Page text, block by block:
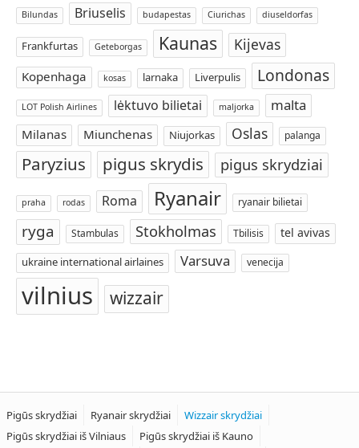
Bilundas Briuselis budapestas Ciurichas diuseldorfas
Frankfurtas Geteborgas Kaunas Kijevas
Kopenhaga kosas larnaka Liverpulis Londonas
LOT Polish Airlines lėktuvo bilietai maljorka malta
Milanas Miunchenas Niujorkas Oslas palanga
Paryzius pigus skrydis pigus skrydziai
praha rodas Roma Ryanair ryanair bilietai
ryga Stambulas Stokholmas Tbilisis tel avivas
ukraine international airlaines Varsuva venecija
vilnius wizzair
Pigūs skrydžiai Ryanair skrydžiai
Wizzair skrydžiai
Pigūs skrydžiai iš Vilniaus
Pigūs skrydžiai iš Kauno